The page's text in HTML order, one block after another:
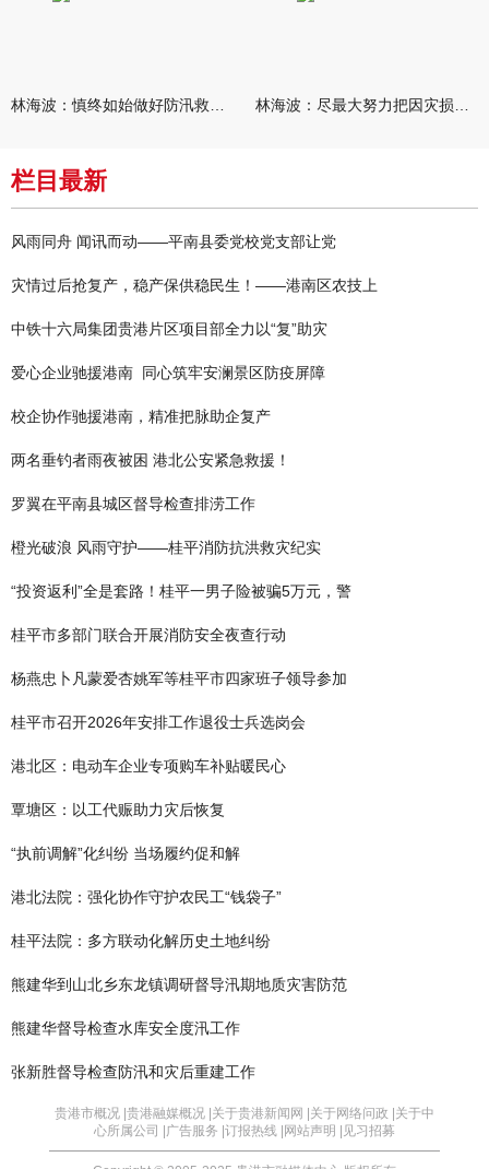
栏目最新
风雨同舟 闻讯而动——平南县委党校党支部让党
灾情过后抢复产，稳产保供稳民生！——港南区农技上
中铁十六局集团贵港片区项目部全力以“复”助灾
爱心企业驰援港南 同心筑牢安澜景区防疫屏障
校企协作驰援港南，精准把脉助企复产
两名垂钓者雨夜被困 港北公安紧急救援！
罗翼在平南县城区督导检查排涝工作
橙光破浪 风雨守护——桂平消防抗洪救灾纪实
“投资返利”全是套路！桂平一男子险被骗5万元，警
桂平市多部门联合开展消防安全夜查行动
杨燕忠卜凡蒙爱杏姚军等桂平市四家班子领导参加
桂平市召开2026年安排工作退役士兵选岗会
港北区：电动车企业专项购车补贴暖民心
覃塘区：以工代赈助力灾后恢复
“执前调解”化纠纷 当场履约促和解
港北法院：强化协作守护农民工“钱袋子”
桂平法院：多方联动化解历史土地纠纷
熊建华到山北乡东龙镇调研督导汛期地质灾害防范
熊建华督导检查水库安全度汛工作
张新胜督导检查防汛和灾后重建工作
贵港市概况 | 贵港融媒概况 | 关于贵港新闻网 | 关于网络问政 | 关于中
心所属公司 | 广告服务 | 订报热线 | 网站声明 | 见习招募